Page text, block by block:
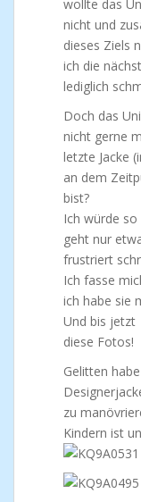
wollte das
nicht und
dieses Ziels
ich die
lediglich
Doch das
nicht gerne
letzte Jacke
an dem
bist?
Ich würde
geht nur
frustriert
Ich fasse
ich habe sie
Und bis jetzt
diese Fotos!
Gelitten
zu
Kindern ist